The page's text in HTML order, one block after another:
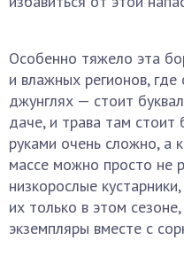
Особенно тяжело эта
и влажных регионов, где
джунглях — стоит
даче, и трава там стоит
руками очень сложно, а
массе можно просто не
низкорослые
их только в этом
экземпляры вместе с